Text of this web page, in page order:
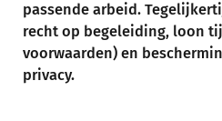
passende arbeid.
recht op begeleiding, loon
voorwaarden) en
privacy.